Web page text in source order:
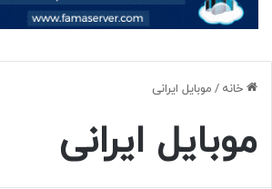
خانه / موبایل ایرانی
موبایل ایرانی